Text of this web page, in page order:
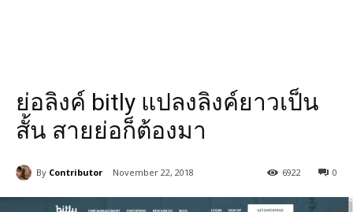
ย่อลิงค์ bitly แปลงลิงค์ยาวเป็น
สั้น สายย่อก็ต้องมา
By Contributor November 22, 2018 0
6922